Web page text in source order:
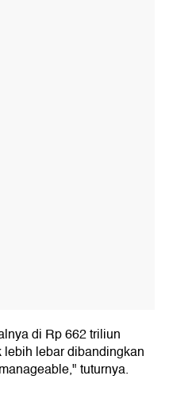
di Rp 662 triliun
lebar dibandingkan
tuturnya.